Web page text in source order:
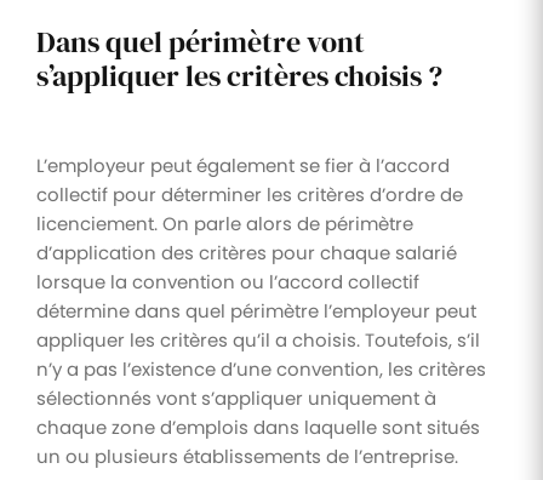
Dans quel périmètre vont
s’appliquer les critères choisis ?
L’employeur peut également se fier à l’accord
collectif pour déterminer les critères d’ordre de
licenciement. On parle alors de périmètre
d’application des critères pour chaque salarié
lorsque la convention ou l’accord collectif
détermine dans quel périmètre l’employeur peut
appliquer les critères qu’il a choisis. Toutefois, s’il
n’y a pas l’existence d’une convention, les critères
sélectionnés vont s’appliquer uniquement à
chaque zone d’emplois dans laquelle sont situés
un ou plusieurs établissements de l’entreprise.